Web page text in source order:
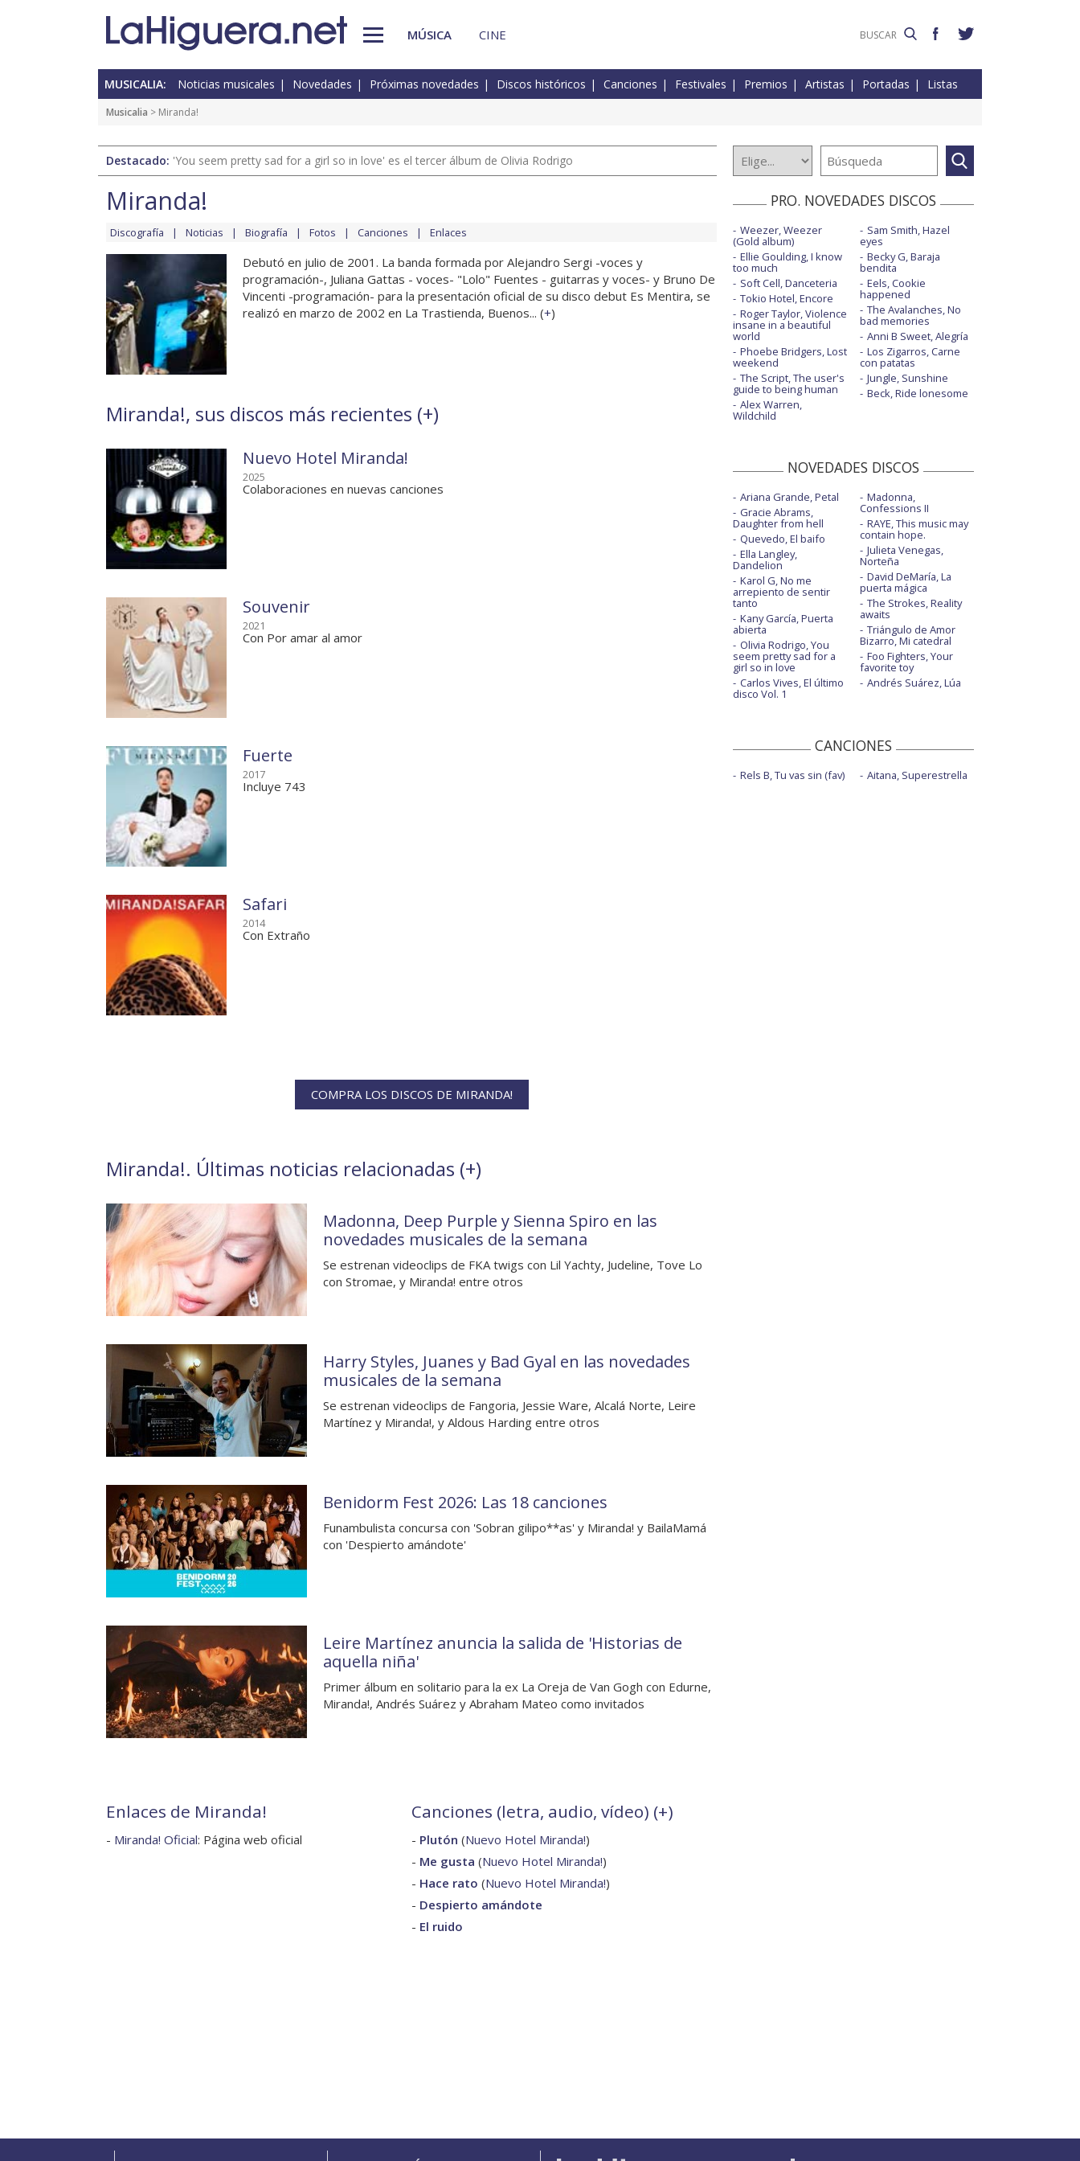
MÚSICA CINE
MUSICALIA: Noticias musicales Novedades Próximas novedades Discos históricos Canciones Festivales Premios Artistas Portadas Listas
Musicalia > Miranda!
Destacado: 'You seem pretty sad for a girl so in love' es el tercer álbum de Olivia Rodrigo
Miranda!
Discografía Noticias Biografía Fotos Canciones Enlaces
Debutó en julio de 2001. La banda formada por Alejandro Sergi -voces y
programación-, Juliana Gattas - voces- "Lolo" Fuentes - guitarras y voces- y Bruno De
Vincenti -programación- para la presentación oficial de su disco debut Es Mentira, se
realizó en marzo de 2002 en La Trastienda, Buenos... (+)
Miranda!, sus discos más recientes (+)
Nuevo Hotel Miranda!
2025
Colaboraciones en nuevas canciones
Souvenir
2021
Con Por amar al amor
Fuerte
2017
Incluye 743
Safari
2014
Con Extraño
COMPRA LOS DISCOS DE MIRANDA!
Miranda!. Últimas noticias relacionadas (+)
Madonna, Deep Purple y Sienna Spiro en las
novedades musicales de la semana
Se estrenan videoclips de FKA twigs con Lil Yachty, Judeline, Tove Lo
con Stromae, y Miranda! entre otros
Harry Styles, Juanes y Bad Gyal en las novedades
musicales de la semana
Se estrenan videoclips de Fangoria, Jessie Ware, Alcalá Norte, Leire
Martínez y Miranda!, y Aldous Harding entre otros
Benidorm Fest 2026: Las 18 canciones
Funambulista concursa con 'Sobran gilipo**as' y Miranda! y BailaMamá
con 'Despierto amándote'
Leire Martínez anuncia la salida de 'Historias de
aquella niña'
Primer álbum en solitario para la ex La Oreja de Van Gogh con Edurne,
Miranda!, Andrés Suárez y Abraham Mateo como invitados
Enlaces de Miranda!
- Miranda! Oficial: Página web oficial
Canciones (letra, audio, vídeo) (+)
- Plutón (Nuevo Hotel Miranda!)
- Me gusta (Nuevo Hotel Miranda!)
- Hace rato (Nuevo Hotel Miranda!)
- Despierto amándote
- El ruido
PRO. NOVEDADES DISCOS
Weezer, Weezer
(Gold album)
Ellie Goulding, I know
too much
Soft Cell, Danceteria
Tokio Hotel, Encore
Roger Taylor, Violence
insane in a beautiful
world
Phoebe Bridgers, Lost
weekend
The Script, The user's
guide to being human
Alex Warren,
Wildchild
Sam Smith, Hazel
eyes
Becky G, Baraja
bendita
Eels, Cookie
happened
The Avalanches, No
bad memories
Anni B Sweet, Alegría
Los Zigarros, Carne
con patatas
Jungle, Sunshine
Beck, Ride lonesome
NOVEDADES DISCOS
Ariana Grande, Petal
Gracie Abrams,
Daughter from hell
Quevedo, El baifo
Ella Langley,
Dandelion
Karol G, No me
arrepiento de sentir
tanto
Kany García, Puerta
abierta
Olivia Rodrigo, You
seem pretty sad for a
girl so in love
Carlos Vives, El último
disco Vol. 1
Madonna,
Confessions II
RAYE, This music may
contain hope.
Julieta Venegas,
Norteña
David DeMaría, La
puerta mágica
The Strokes, Reality
awaits
Triángulo de Amor
Bizarro, Mi catedral
Foo Fighters, Your
favorite toy
Andrés Suárez, Lúa
CANCIONES
Rels B, Tu vas sin (fav) Aitana, Superestrella